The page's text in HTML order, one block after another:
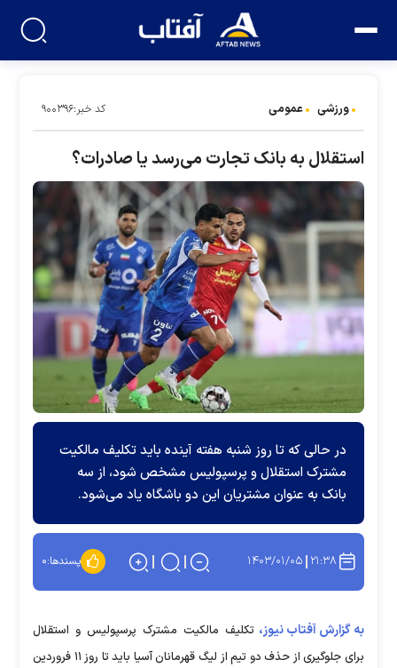
ورزشی عمومی کد خبر:۹۰۰۳۹۶
استقلال به بانک تجارت می‌رسد یا صادرات؟
در حالی که تا روز شنبه هفته آینده باید تکلیف مالکیت
مشترک استقلال و پرسپولیس مشخص شود، از سه
بانک به عنوان مشتریان این دو باشگاه یاد می‌شود.
۲۱:۳۸ ۱۴۰۳/۰۱/۰۵ پسندها:۰
به گزارش آفتاب نیوز، تکلیف مالکیت مشترک پرسپولیس و استقلال
برای جلوگیری از حذف دو تیم از لیگ قهرمانان آسیا باید تا روز ۱۱ فروردین